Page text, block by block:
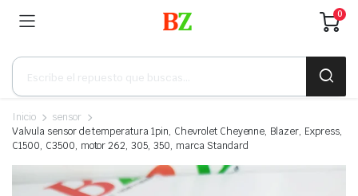
0
Búsqueda
productos
Inicio
sensor
Valvula sensor de temperatura 1pin, Chevrolet Cheyenne, Blazer, Express,
C1500, C3500, motor 262, 305, 350, marca Standard